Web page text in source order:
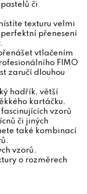
či
texturu velmi
přenesení
vtlačením
FIMO
zaručí dlouhou
hadřík, větší
kartáčku.
vzorů
či jiných
také kombinací
vzorů.
o rozměrech